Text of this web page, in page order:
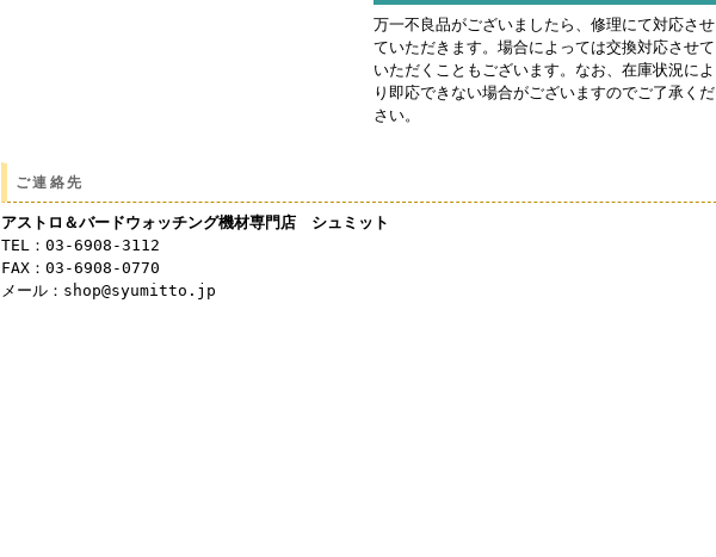
万一不良品がございましたら、修理にて対応させ
ていただきます。場合によっては交換対応させて
いただくこともございます。なお、在庫状況によ
り即応できない場合がございますのでご了承くだ
さい。
ご連絡先
アストロ＆バードウォッチング機材専門店 シュミット
TEL：03-6908-3112
FAX：03-6908-0770
メール：shop@syumitto.jp